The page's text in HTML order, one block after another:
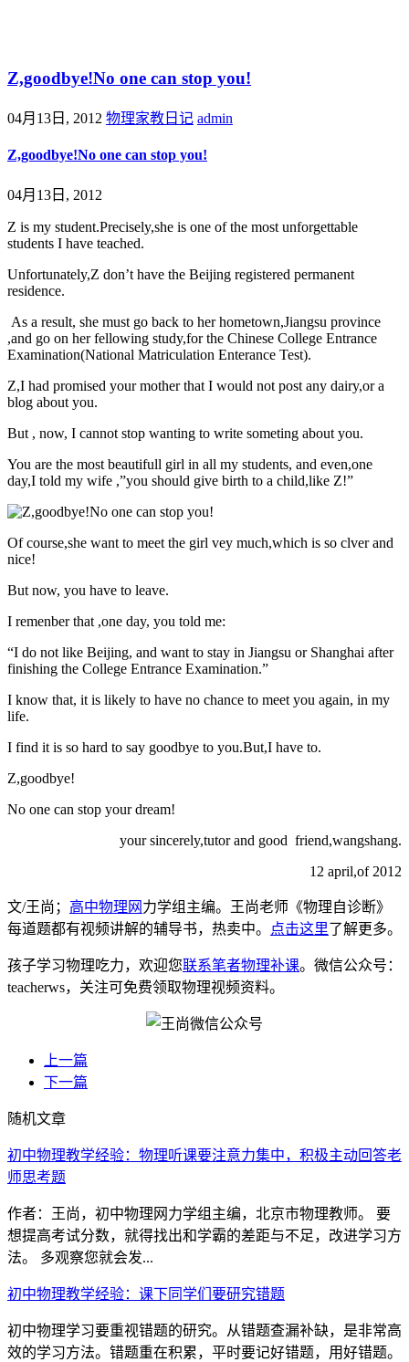
Z,goodbye!No one can stop you!
04月13日, 2012 物理家教日记 admin
Z,goodbye!No one can stop you!
04月13日, 2012
Z is my student.Precisely,she is one of the most unforgettable
students I have teached.
Unfortunately,Z don’t have the Beijing registered permanent
residence.
As a result, she must go back to her hometown,Jiangsu province
,and go on her fellowing study,for the Chinese College Entrance
Examination(National Matriculation Enterance Test).
Z,I had promised your mother that I would not post any dairy,or a
blog about you.
But , now, I cannot stop wanting to write someting about you.
You are the most beautifull girl in all my students, and even,one
day,I told my wife ,”you should give birth to a child,like Z!”
Of course,she want to meet the girl vey much,which is so clver and
nice!
But now, you have to leave.
I remenber that ,one day, you told me:
“I do not like Beijing, and want to stay in Jiangsu or Shanghai after
finishing the College Entrance Examination.”
I know that, it is likely to have no chance to meet you again, in my
life.
I find it is so hard to say goodbye to you.But,I have to.
Z,goodbye!
No one can stop your dream!
your sincerely,tutor and good friend,wangshang.
12 april,of 2012
文/王尚； 高中物理网 力学组主编。王尚老师《物理自诊断》
每道题都有视频讲解的辅导书，热卖中。
点击这里了解更多。
孩子学习物理吃力，欢迎您联系笔者物理补课。微信公众号：
teacherws，关注可免费领取物理视频资料。
上一篇
下一篇
随机文章
初中物理教学经验：物理听课要注意力集中，积极主动回答老
师思考题
作者：王尚，初中物理网力学组主编，北京市物理教师。 要
想提高考试分数，就得找出和学霸的差距与不足，改进学习方
法。 多观察您就会发...
初中物理教学经验：课下同学们要研究错题
初中物理学习要重视错题的研究。从错题查漏补缺，是非常高
效的学习方法。错题重在积累，平时要记好错题，用好错题。